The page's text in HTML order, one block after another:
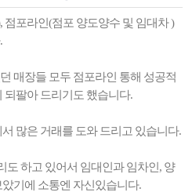
점포라인(점포 양도양수 및 임대차 )
매장들 모두 점포라인 통해 성공적
되팔아 드리기도 했습니다.
많은 거래를 도와 드리고 있습니다.
도 하고 있어서 임대인과 임차인, 양
기에 소통엔 자신있습니다.